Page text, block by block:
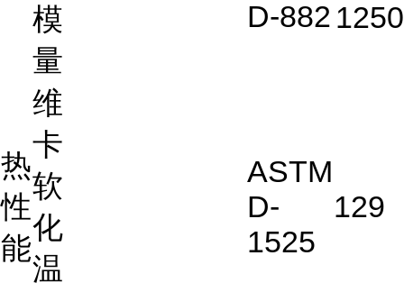
模
量
D-882 1250
热
性
能
维
卡
软
化
温
ASTM
D-
1525
129